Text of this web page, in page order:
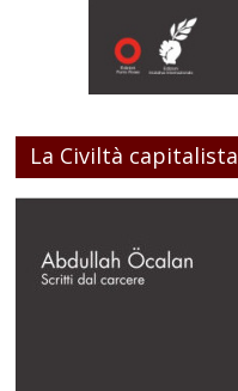
La Civiltà capitalista